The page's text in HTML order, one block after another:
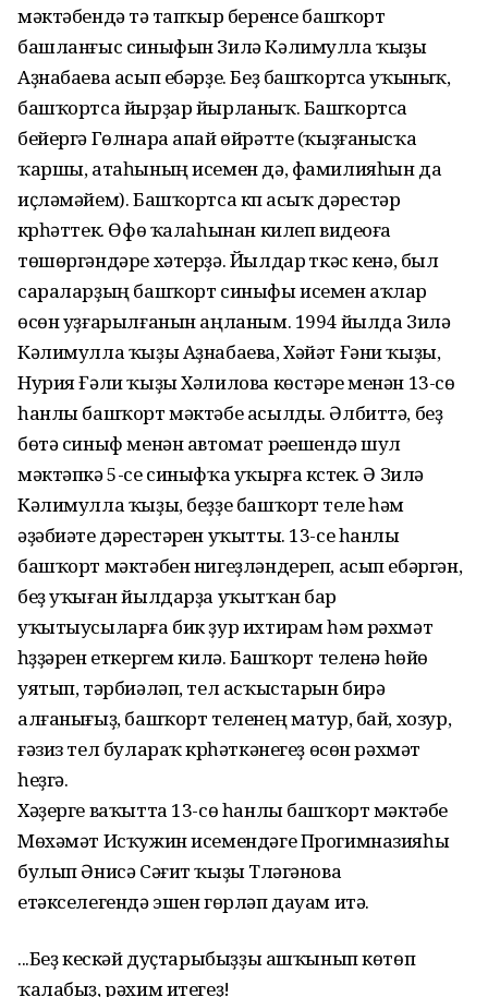
мәктәбендә тәү тапҡыр беренсе башҡорт
башланғыс синыфын Зилә Кәлимулла ҡыҙы
Аҙнабаева асып ебәрҙе. Беҙ башҡортса уҡыныҡ,
башҡортса йырҙар йырланыҡ. Башҡортса
бейергә Гөлнара апай өйрәтте (ҡыҙғанысҡа
ҡаршы, атаһының исемен дә, фамилияһын да
иҫләмәйем). Башҡортса күп асыҡ дәрестәр
күрһәттек. Өфө ҡалаһынан килеп видеоға
төшөргәндәре хәтерҙә. Йылдар үткәс кенә, был
сараларҙың башҡорт синыфы исемен аҡлар
өсөн уҙғарылғанын аңланым. 1994 йылда Зилә
Кәлимулла ҡыҙы Аҙнабаева, Хәйәт Ғәни ҡыҙы,
Нурия Ғәли ҡыҙы Хәлилова көстәре менән 13-сө
һанлы башҡорт мәктәбе асылды. Әлбиттә, беҙ
бөтә синыф менән автомат рәүешендә шул
мәктәпкә 5-се синыфҡа уҡырға күстек. Ә Зилә
Кәлимулла ҡыҙы, беҙҙе башҡорт теле һәм
әҙәбиәте дәрестәрен уҡытты. 13-се һанлы
башҡорт мәктәбен нигеҙләндереп, асып ебәргән,
беҙ уҡыған йылдарҙа уҡытҡан бар
уҡытыусыларға бик ҙур ихтирам һәм рәхмәт
һүҙҙәрен еткергем килә. Башҡорт теленә һөйөү
уятып, тәрбиәләп, тел асҡыстарын бирә
алғанығыҙ, башҡорт теленең матур, бай, хозур,
ғәзиз тел булараҡ күрһәткәнегеҙ өсөн рәхмәт
һеҙгә.
Хәҙерге ваҡытта 13-сө һанлы башҡорт мәктәбе
Мөхәмәт Исҡужин исемендәге Прогимназияһы
булып Әнисә Сәғит ҡыҙы Түләгәнова
етәкселегендә эшен гөрләп дауам итә.
...Беҙ кескәй дуҫтарыбыҙҙы ашҡынып көтөп
ҡалабыҙ, рәхим итегеҙ!